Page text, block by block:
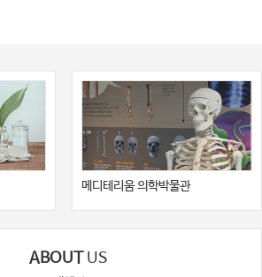
메디테리움 의학박물관
ABOUT US